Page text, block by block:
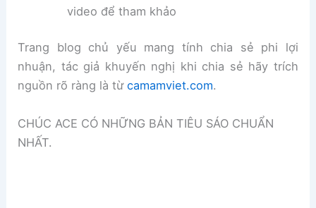
video để tham khảo
Trang blog chủ yếu mang tính chia sẻ phi lợi
nhuận, tác giả khuyến nghị khi chia sẻ hãy trích
nguồn rõ ràng là từcamamviet.com.
CHÚC ACE CÓ NHỮNG BẢN TIÊU SÁO CHUẨN
NHẤT.